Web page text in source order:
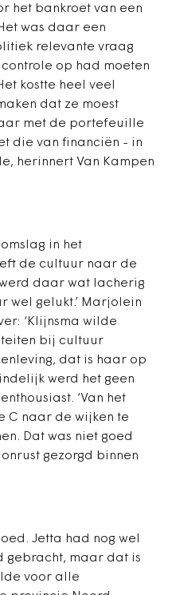
het bankroet van een
was daar een
relevante vraag
op had moeten
kostte heel veel
dat ze moest
met de portefeuille
die van financiën - in
herinnert Van Kampen
in het
de cultuur naar de
daar wat lacherig
wel gelukt.’ Marjolein
‘Klijnsma wilde
bij cultuur
dat is haar op
werd het geen
‘Van het
C naar de wijken te
Dat was niet goed
gezorgd binnen
Jetta had nog wel
gebracht, maar dat is
voor alle